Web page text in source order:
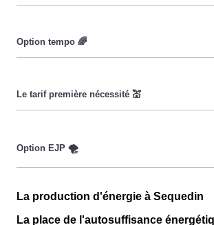
Sequedin est moindre. ⚡
Sequedinois à réduire leur
jours par an durant lesquels le prix du
uniquement pour les consommateurs
premiers KWh de chaque mois sont
clients Sequedinois l'ayant choisie avant
différencie deux tarifs : pendant 22 jours
La production d'énergie à Sequedin
La place de l'autosuffisance